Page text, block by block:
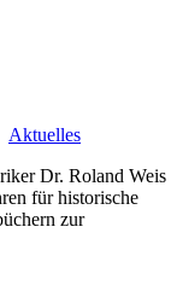
Aktuelles
Dr. Roland Weis
für historische
zur